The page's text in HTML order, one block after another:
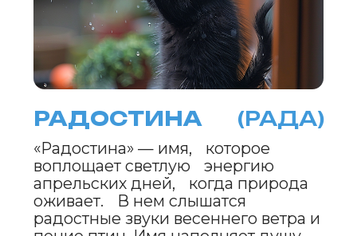
«Аромелия» наполнено ароматами
весенних садов, когда воздух
наполняется благоуханием
жасмина, лаванды и роз. Это имя
символизирует утонченность,
гармонию и силу перемен, даря
ощущение легкости и свежести.
творческие свершения и
наполняет каждый день
волшебными нотами весенней
природы.
НЕБОЛИКА (НЕБА)
Имя «Неболика» навевает образы
чистого апрельского неба, когда
облака отступают перед ясностью и